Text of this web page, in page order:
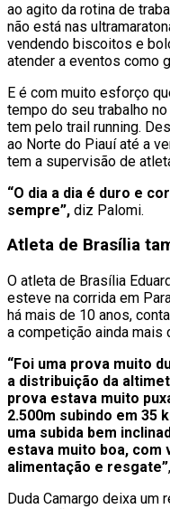
ao agito da rotina de
não está nas
vendendo biscoitos e
atender a eventos como
E é com muito esforço
tempo do seu trabalho
tem pelo trail running.
ao Norte do Piauí até a
tem a supervisão de
“O dia a dia é duro e
sempre”, diz Palomi.
Atleta de Brasília
O atleta de Brasília
esteve na corrida em
há mais de 10 anos,
a competição ainda mais
“Foi uma prova muito
a distribuição da
prova estava muito
2.500m subindo em 35
uma subida bem
estava muito boa, com
alimentação e resgate”
Duda Camargo deixa um